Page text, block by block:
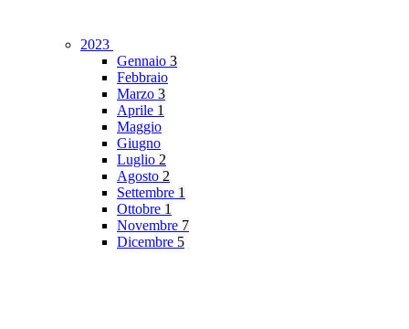
2023
Gennaio 3
Febbraio
Marzo 3
Aprile 1
Maggio
Giugno
Luglio 2
Agosto 2
Settembre 1
Ottobre 1
Novembre 7
Dicembre 5